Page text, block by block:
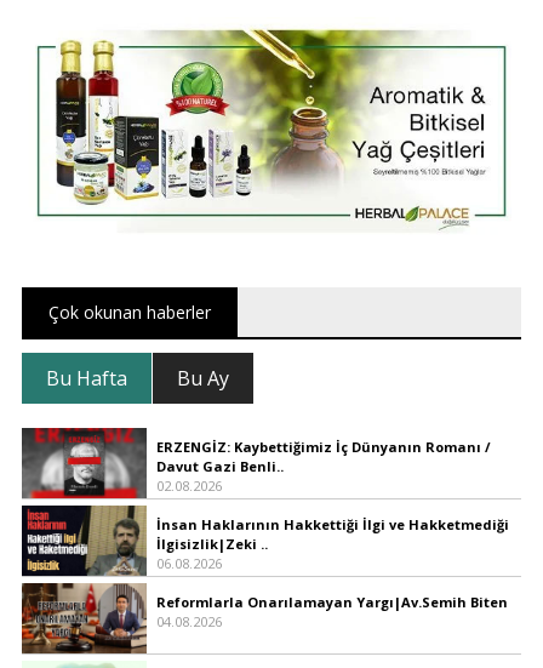
Çok okunan haberler
Bu Hafta Bu Ay
ERZENGİZ: Kaybettiğimiz İç Dünyanın Romanı /
Davut Gazi Benli..
02.08.2026
İnsan Haklarının Hakkettiği İlgi ve Hakketmediği
İlgisizlik|Zeki ..
06.08.2026
Reformlarla Onarılamayan Yargı|Av.Semih Biten
04.08.2026